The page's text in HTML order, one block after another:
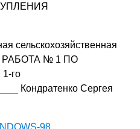
сельскохозяйственная
РАБОТА № 1 ПО
го
Кондратенко Сергея
98